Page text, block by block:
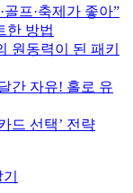
골프·축제가 좋아”
한 방법
원동력이 된 패키
간 자유! 홀로 유
드 선택’ 전략